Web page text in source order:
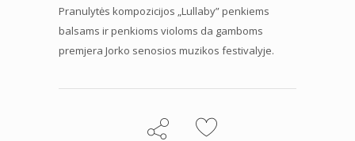
Pranulytės kompozicijos „Lullaby” penkiems
balsams ir penkioms violoms da gamboms
premjera Jorko senosios muzikos festivalyje.